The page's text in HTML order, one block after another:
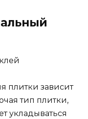
плитки зависит
тип плитки,
укладываться